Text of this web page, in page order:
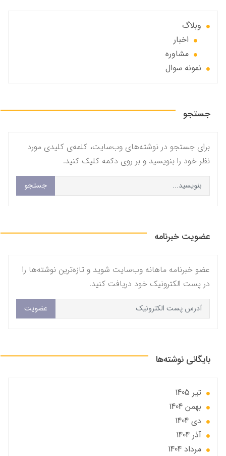
وبلاگ
اخبار
مشاوره
نمونه سوال
جستجو
برای جستجو در نوشته‌های وب‌سایت، کلمه‌ی کلیدی مورد
نظر خود را بنویسید و بر روی دکمه کلیک کنید.
جستجو
عضویت خبرنامه
عضو خبرنامه ماهانه وب‌سایت شوید و تازه‌ترین نوشته‌ها را
در پست الکترونیک خود دریافت کنید.
عضویت
بایگانی نوشته‌ها
تير 1405
بهمن 1404
دی 1404
آذر 1404
مرداد 1404